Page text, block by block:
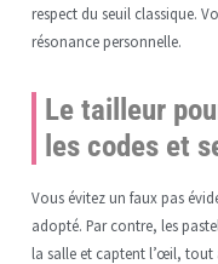
respect du seuil classique.
résonance personnelle.
Le tailleur
les codes et
Vous évitez un faux pas
adopté. Par contre, les
la salle et captent l’œil, tout